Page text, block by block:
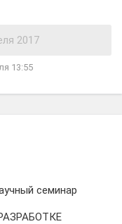
13:55
семинар